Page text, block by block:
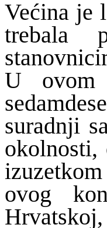
Većina je
trebala
U ovom
suradnji
okolnosti,
ovog